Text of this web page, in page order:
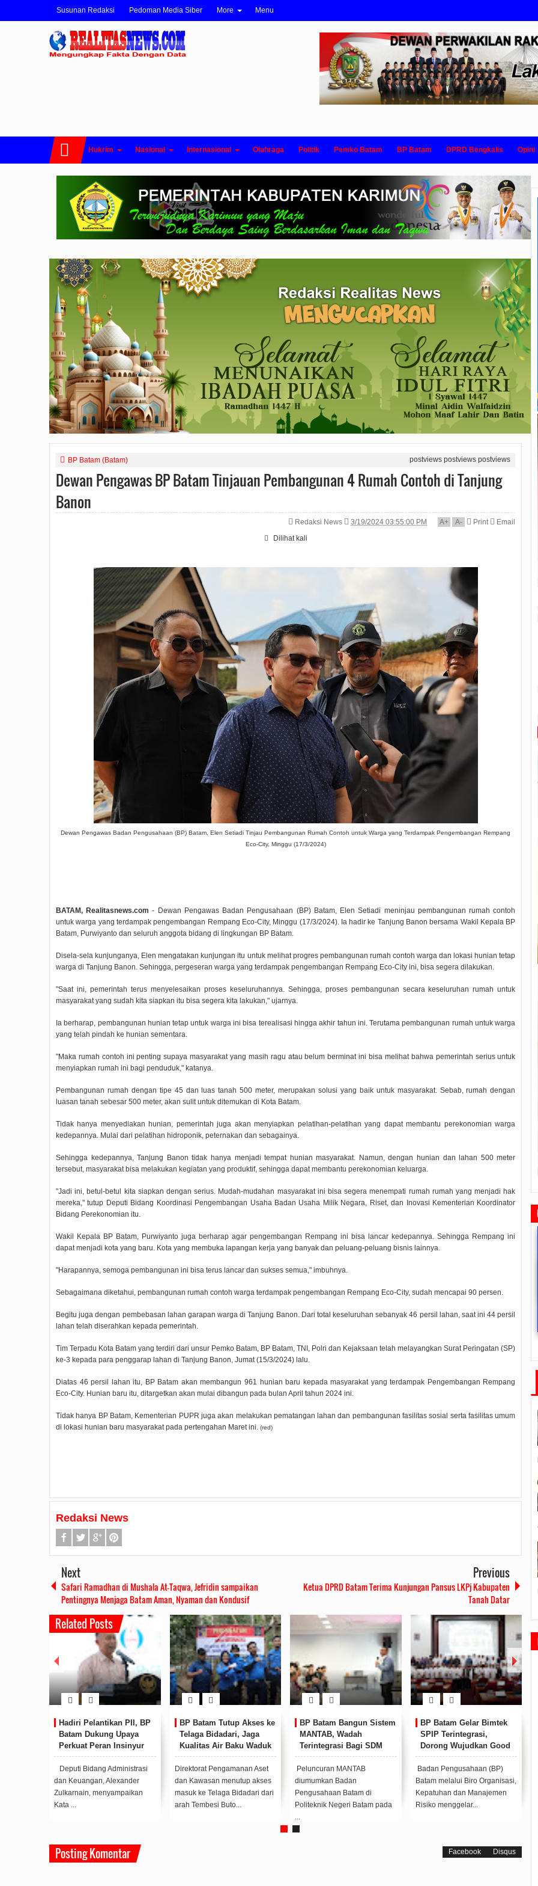
Susunan Redaksi Pedoman Media Siber More Menu
Hukrim Nasional Internasional Olahraga Politik Pemko Batam BP Batam DPRD Bengkalis Opini
BP Batam (Batam) postviewspostviewspostviews
Dewan Pengawas BP Batam Tinjauan Pembangunan 4 Rumah Contoh di Tanjung
Banon
Redaksi News 3/19/2024 03:55:00 PM A+ A- Print
Email
Dilihat kali
Dewan Pengawas Badan Pengusahaan (BP) Batam, Elen Setiadi Tinjau Pembangunan Rumah Contoh untuk Warga yang Terdampak Pengembangan Rempang
Eco-City, Minggu (17/3/2024)
BATAM, Realitasnews.com - Dewan Pengawas Badan Pengusahaan (BP) Batam, Elen Setiadi meninjau pembangunan rumah contoh
untuk warga yang terdampak pengembangan Rempang Eco-City, Minggu (17/3/2024). Ia hadir ke Tanjung Banon bersama Wakil Kepala BP
Batam, Purwiyanto dan seluruh anggota bidang di lingkungan BP Batam.
Disela-sela kunjunganya, Elen mengatakan kunjungan itu untuk melihat progres pembangunan rumah contoh warga dan lokasi hunian tetap
warga di Tanjung Banon. Sehingga, pergeseran warga yang terdampak pengembangan Rempang Eco-City ini, bisa segera dilakukan.
"Saat ini, pemerintah terus menyelesaikan proses keseluruhannya. Sehingga, proses pembangunan secara keseluruhan rumah untuk
masyarakat yang sudah kita siapkan itu bisa segera kita lakukan," ujarnya.
Ia berharap, pembangunan hunian tetap untuk warga ini bisa terealisasi hingga akhir tahun ini. Terutama pembangunan rumah untuk warga
yang telah pindah ke hunian sementara.
"Maka rumah contoh ini penting supaya masyarakat yang masih ragu atau belum berminat ini bisa melihat bahwa pemerintah serius untuk
menyiapkan rumah ini bagi penduduk," katanya.
Pembangunan rumah dengan tipe 45 dan luas tanah 500 meter, merupakan solusi yang baik untuk masyarakat. Sebab, rumah dengan
luasan tanah sebesar 500 meter, akan sulit untuk ditemukan di Kota Batam.
Tidak hanya menyediakan hunian, pemerintah juga akan menyiapkan pelatihan-pelatihan yang dapat membantu perekonomian warga
kedepannya. Mulai dari pelatihan hidroponik, peternakan dan sebagainya.
Sehingga kedepannya, Tanjung Banon tidak hanya menjadi tempat hunian masyarakat. Namun, dengan hunian dan lahan 500 meter
tersebut, masyarakat bisa melakukan kegiatan yang produktif, sehingga dapat membantu perekonomian keluarga.
"Jadi ini, betul-betul kita siapkan dengan serius. Mudah-mudahan masyarakat ini bisa segera menempati rumah rumah yang menjadi hak
mereka," tutup Deputi Bidang Koordinasi Pengembangan Usaha Badan Usaha Milik Negara, Riset, dan Inovasi Kementerian Koordinator
Bidang Perekonomian itu.
Wakil Kepala BP Batam, Purwiyanto juga berharap agar pengembangan Rempang ini bisa lancar kedepannya. Sehingga Rempang ini
dapat menjadi kota yang baru. Kota yang membuka lapangan kerja yang banyak dan peluang-peluang bisnis lainnya.
"Harapannya, semoga pembangunan ini bisa terus lancar dan sukses semua," imbuhnya.
Sebagaimana diketahui, pembangunan rumah contoh warga terdampak pengembangan Rempang Eco-City, sudah mencapai 90 persen.
Begitu juga dengan pembebasan lahan garapan warga di Tanjung Banon. Dari total keseluruhan sebanyak 46 persil lahan, saat ini 44 persil
lahan telah diserahkan kepada pemerintah.
Tim Terpadu Kota Batam yang terdiri dari unsur Pemko Batam, BP Batam, TNI, Polri dan Kejaksaan telah melayangkan Surat Peringatan (SP)
ke-3 kepada para penggarap lahan di Tanjung Banon, Jumat (15/3/2024) lalu.
Diatas 46 persil lahan itu, BP Batam akan membangun 961 hunian baru kepada masyarakat yang terdampak Pengembangan Rempang
Eco-City. Hunian baru itu, ditargetkan akan mulai dibangun pada bulan April tahun 2024 ini.
Tidak hanya BP Batam, Kementerian PUPR juga akan melakukan pematangan lahan dan pembangunan fasilitas sosial serta fasilitas umum
di lokasi hunian baru masyarakat pada pertengahan Maret ini. (red)
Redaksi News
Next
Safari Ramadhan di Mushala At-Taqwa, Jefridin sampaikan
Pentingnya Menjaga Batam Aman, Nyaman dan Kondusif
Previous
Ketua DPRD Batam Terima Kunjungan Pansus LKPj Kabupaten
Tanah Datar
Related Posts
PII, BP
Peran Insinyur
Administrasi
Alexander
menyampaikan
BP Batam Tutup Akses ke
Telaga Bidadari, Jaga
Kualitas Air Baku Waduk
Muka Kuning
Direktorat Pengamanan Aset
dan Kawasan menutup akses
masuk ke Telaga Bidadari dari
BP Batam Bangun Sistem
MANTAB, Wadah
Terintegrasi Bagi SDM
dan Dunia Usaha
Peluncuran MANTAB
diumumkan Badan
Pengusahaan Batam di
Politeknik Negeri Batam pada
BP Batam Gelar Bimtek
SPIP Terintegrasi,
Dorong Wujudkan Good
Governance
Badan Pengusahaan (BP)
Batam melalui Biro Organisasi,
Kepatuhan dan Manajemen
Risiko menggelar...
Lestarikan
BP Batam dan PT
Tanam 200 Pohon
Badan Pengusahaan (BP)
Batam bersama PT TDK
Electronics Indonesia
menggelar giat
Posting Komentar Facebook Disqus
Rudi Sampaikan Rencana
Rudi Tinjau Pemupukan Pohon dan Safari Ramadhan Walikota